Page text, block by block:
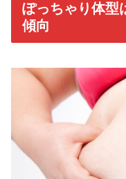
ぽっちゃり体型
傾向